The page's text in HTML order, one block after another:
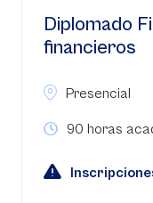
Diplomado
financieros
Presencial
90 horas